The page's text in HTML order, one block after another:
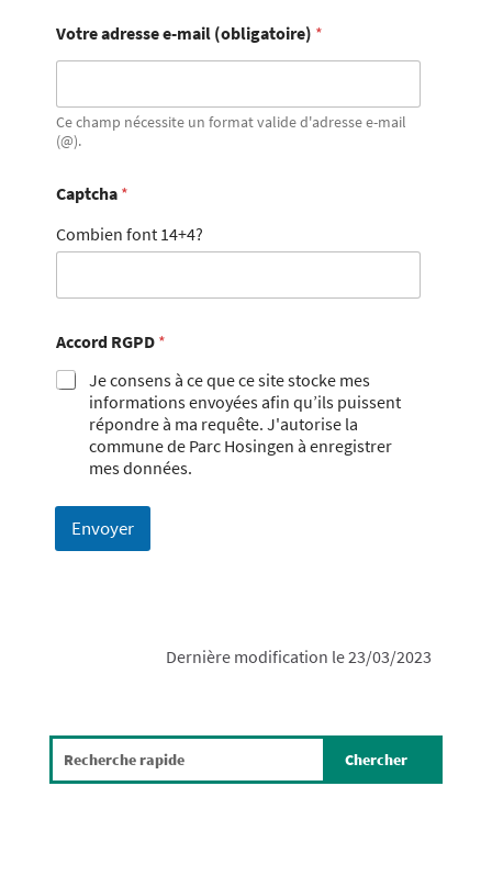
Votre adresse e-mail (obligatoire) *
Ce champ nécessite un format valide d'adresse e-mail
(@).
Captcha *
Combien font 14+4?
Accord RGPD *
Je consens à ce que ce site stocke mes
informations envoyées afin qu’ils puissent
répondre à ma requête. J'autorise la
commune de Parc Hosingen à enregistrer
mes données.
Envoyer
Dernière modification le 23/03/2023